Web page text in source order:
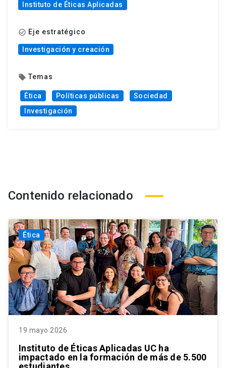
Instituto de Éticas Aplicadas
check_circle_outline Eje estratégico
Investigación y creación
local_offer Temas
Ética Políticas públicas
Sociedad
Investigación
Contenido relacionado
Ética
19 mayo 2026
Instituto de Éticas Aplicadas UC ha
impactado en la formación de más de 5.500